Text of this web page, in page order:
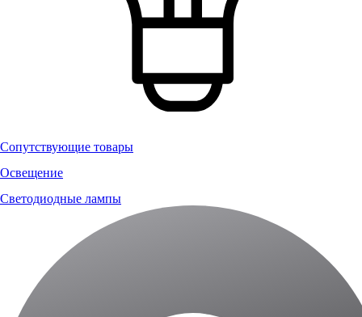
Сопутствующие товары
Освещение
Светодиодные лампы